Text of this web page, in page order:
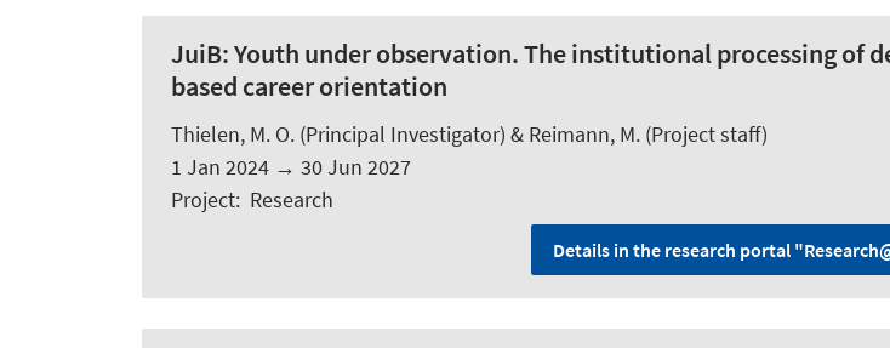
JuiB:Youth under observation. The institutional processing of
based career orientation
Thielen, M. O. (Principal Investigator) & Reimann, M. (Project staff)
1 Jan 2024 → 30 Jun 2027
Project: Research
Details in the research portal